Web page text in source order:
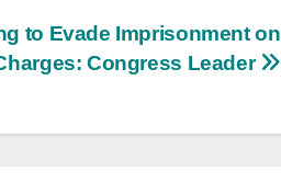
to Evade Imprisonment on
Congress Leader